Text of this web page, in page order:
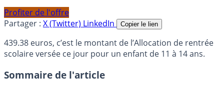
Profiter de l'offre
Partager : X (Twitter) LinkedIn Copier le lien
439.38 euros, c’est le montant de l’Allocation de rentrée
scolaire versée ce jour pour un enfant de 11 à 14 ans.
Sommaire de l'article